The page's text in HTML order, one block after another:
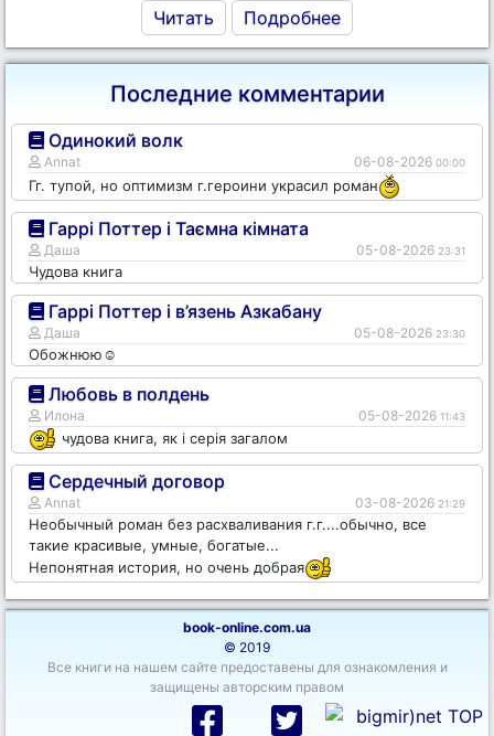
Читать Подробнее
Последние комментарии
Одинокий волк
Annat 06-08-2026 00:00
Гг. тупой, но оптимизм г.героини украсил роман
Гаррі Поттер і Таємна кімната
Даша 05-08-2026 23:31
Чудова книга
Гаррі Поттер і в’язень Азкабану
Даша 05-08-2026 23:30
Обожнюю☺️
Любовь в полдень
Илона 05-08-2026 11:43
чудова книга, як і серія загалом
Сердечный договор
Annat 03-08-2026 21:29
Необычный роман без расхваливания г.г....обычно, все
такие красивые, умные, богатые...
Непонятная история, но очень добрая
book-online.com.ua
© 2019
Все книги на нашем сайте предоставены для ознакомления и
защищены авторским правом